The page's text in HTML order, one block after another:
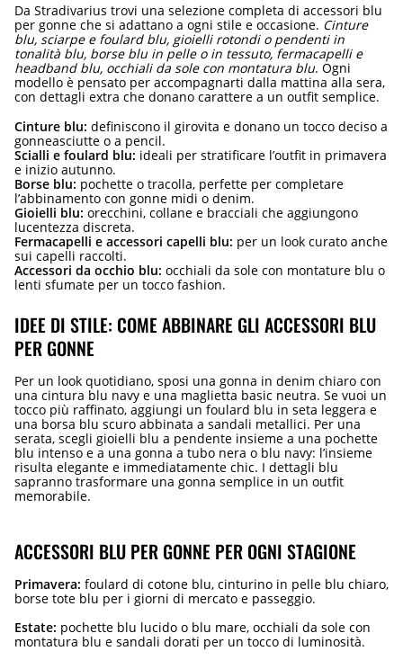
Da Stradivarius trovi una selezione completa di accessori blu
per gonne che si adattano a ogni stile e occasione. Cinture
blu, sciarpe e foulard blu, gioielli rotondi o pendenti in
tonalità blu, borse blu in pelle o in tessuto, fermacapelli e
headband blu, occhiali da sole con montatura blu. Ogni
modello è pensato per accompagnarti dalla mattina alla sera,
con dettagli extra che donano carattere a un outfit semplice.
Cinture blu: definiscono il girovita e donano un tocco deciso a
gonneasciutte o a pencil.
Scialli e foulard blu: ideali per stratificare l’outfit in primavera
e inizio autunno.
Borse blu: pochette o tracolla, perfette per completare
l’abbinamento con gonne midi o denim.
Gioielli blu: orecchini, collane e bracciali che aggiungono
lucentezza discreta.
Fermacapelli e accessori capelli blu: per un look curato anche
sui capelli raccolti.
Accessori da occhio blu: occhiali da sole con montature blu o
lenti sfumate per un tocco fashion.
IDEE DI STILE: COME ABBINARE GLI ACCESSORI BLU
PER GONNE
Per un look quotidiano, sposi una gonna in denim chiaro con
una cintura blu navy e una maglietta basic neutra. Se vuoi un
tocco più raffinato, aggiungi un foulard blu in seta leggera e
una borsa blu scuro abbinata a sandali metallici. Per una
serata, scegli gioielli blu a pendente insieme a una pochette
blu intenso e a una gonna a tubo nera o blu navy: l’insieme
risulta elegante e immediatamente chic. I dettagli blu
sapranno trasformare una gonna semplice in un outfit
memorabile.
ACCESSORI BLU PER GONNE PER OGNI STAGIONE
Primavera: foulard di cotone blu, cinturino in pelle blu chiaro,
borse tote blu per i giorni di mercato e passeggio.
Estate: pochette blu lucido o blu mare, occhiali da sole con
montatura blu e sandali dorati per un tocco di luminosità.